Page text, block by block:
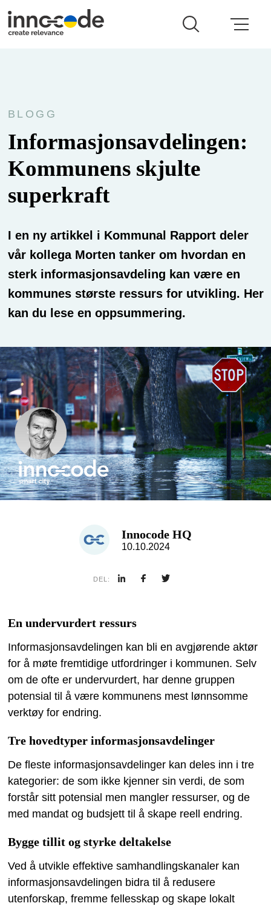
BLOGG
Informasjonsavdelingen:
Kommunens skjulte
superkraft
I en ny artikkel i Kommunal Rapport deler
vår kollega Morten tanker om hvordan en
sterk informasjonsavdeling kan være en
kommunes største ressurs for utvikling. Her
kan du lese en oppsummering.
Innocode HQ
10.10.2024
DEL:
En undervurdert ressurs
Informasjonsavdelingen kan bli en avgjørende aktør
for å møte fremtidige utfordringer i kommunen. Selv
om de ofte er undervurdert, har denne gruppen
potensial til å være kommunens mest lønnsomme
verktøy for endring.
Tre hovedtyper informasjonsavdelinger
De fleste informasjonsavdelinger kan deles inn i tre
kategorier: de som ikke kjenner sin verdi, de som
forstår sitt potensial men mangler ressurser, og de
med mandat og budsjett til å skape reell endring.
Bygge tillit og styrke deltakelse
Ved å utvikle effektive samhandlingskanaler kan
informasjonsavdelingen bidra til å redusere
utenforskap, fremme fellesskap og skape lokalt